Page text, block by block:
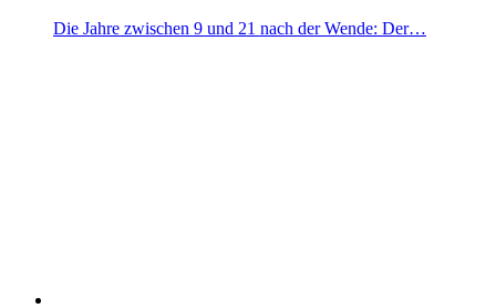
Die Jahre zwischen 9 und 21 nach der Wende: Der…